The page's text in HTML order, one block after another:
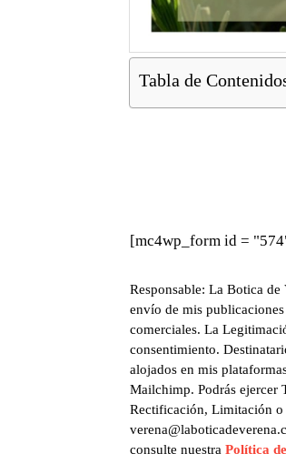
Tabla de
[mc4wp_form id =
Responsable: La Botica
envío de mis
comerciales. La
consentimiento.
alojados en mis
Mailchimp. Podrás ejercer
Rectificación, Limitación o
consulte nuestra Política